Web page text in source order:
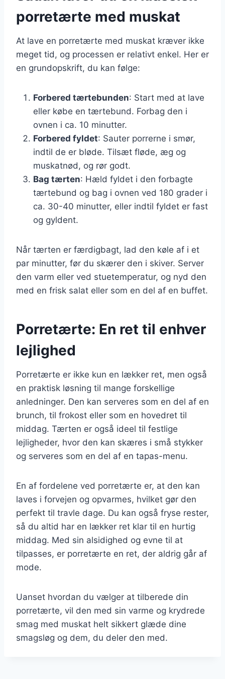
porretærte med muskat
At lave en porretærte med muskat kræver ikke
meget tid, og processen er relativt enkel. Her er
en grundopskrift, du kan følge:
Forbered tærtebunden: Start med at lave
eller købe en tærtebund. Forbag den i
ovnen i ca. 10 minutter.
Forbered fyldet: Sauter porrerne i smør,
indtil de er bløde. Tilsæt fløde, æg og
muskatnød, og rør godt.
Bag tærten: Hæld fyldet i den forbagte
tærtebund og bag i ovnen ved 180 grader i
ca. 30-40 minutter, eller indtil fyldet er fast
og gyldent.
Når tærten er færdigbagt, lad den køle af i et
par minutter, før du skærer den i skiver. Server
den varm eller ved stuetemperatur, og nyd den
med en frisk salat eller som en del af en buffet.
Porretærte: En ret til enhver
lejlighed
Porretærte er ikke kun en lækker ret, men også
en praktisk løsning til mange forskellige
anledninger. Den kan serveres som en del af en
brunch, til frokost eller som en hovedret til
middag. Tærten er også ideel til festlige
lejligheder, hvor den kan skæres i små stykker
og serveres som en del af en tapas-menu.
En af fordelene ved porretærte er, at den kan
laves i forvejen og opvarmes, hvilket gør den
perfekt til travle dage. Du kan også fryse rester,
så du altid har en lækker ret klar til en hurtig
middag. Med sin alsidighed og evne til at
tilpasses, er porretærte en ret, der aldrig går af
mode.
Uanset hvordan du vælger at tilberede din
porretærte, vil den med sin varme og krydrede
smag med muskat helt sikkert glæde dine
smagsløg og dem, du deler den med.